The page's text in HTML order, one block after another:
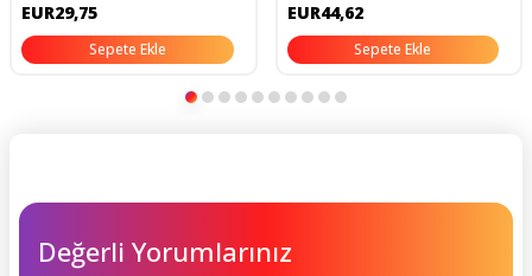
EUR29,75
Sepete Ekle
EUR44,62
Sepete Ekle
Değerli Yorumlarınız